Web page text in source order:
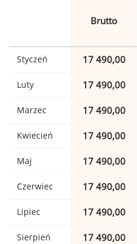
Brutto
Styczeń 17 490,00
Luty 17 490,00
Marzec 17 490,00
Kwiecień 17 490,00
Maj 17 490,00
Czerwiec 17 490,00
Lipiec 17 490,00
Sierpień 17 490,00